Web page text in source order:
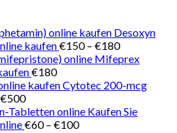
Desoxyn
kaufen€150 – €180
€150
€180
Mifeprex
€180
Cytotec 200-mcg
€500Preisspanne:
€150
bis
Kaufen Sie
€60 – €100Preisspanne: